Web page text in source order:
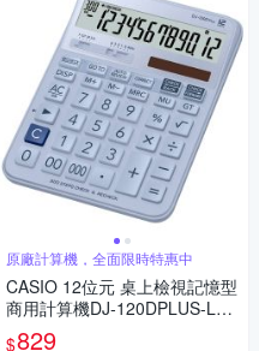
原廠計算機，全面限時特惠中
CASIO 12位元 桌上檢視記憶型
商用計算機DJ-120DPLUS-LB
(藍色)
$829